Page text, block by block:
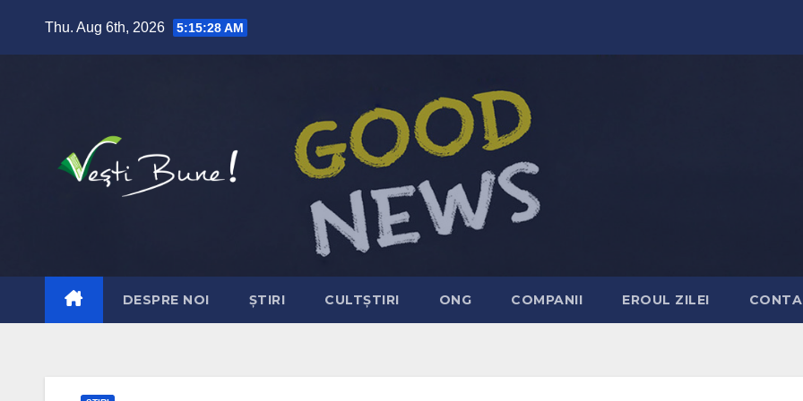
Thu. Aug 6th, 2026
5:15:29 AM
DESPRE NOI ȘTIRI CULTȘTIRI ONG COMPANII EROUL ZILEI